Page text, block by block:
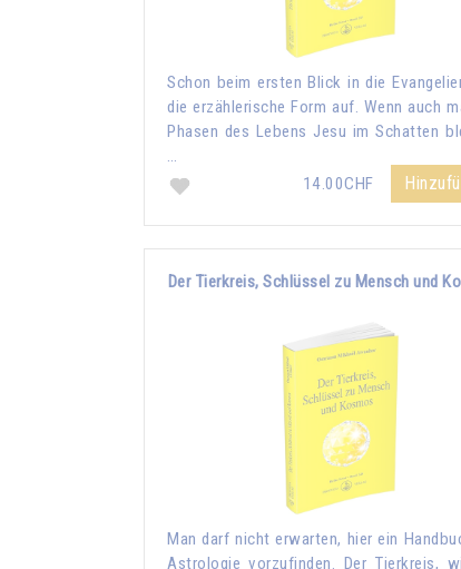
Schon beim ersten Blick in die
die erzählerische Form auf. Wenn auch
Phasen des Lebens Jesu im Schatten
…
14.00CHF
Der Tierkreis, Schlüssel zu Mensch und
Man darf nicht erwarten, hier ein
Astrologie vorzufinden. Der Tierkreis,